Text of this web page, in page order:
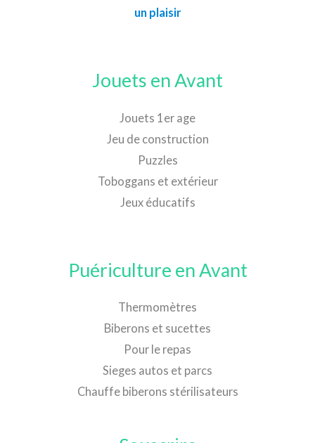
un plaisir
Jouets en Avant
Jouets 1er age
Jeu de construction
Puzzles
Toboggans et extérieur
Jeux éducatifs
Puériculture en Avant
Thermomètres
Biberons et sucettes
Pour le repas
Sieges autos et parcs
Chauffe biberons stérilisateurs